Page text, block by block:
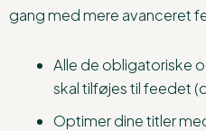
gang med mere avanceret
Alle de obligatoriske
skal tilføjes til feedet
Optimer dine titler